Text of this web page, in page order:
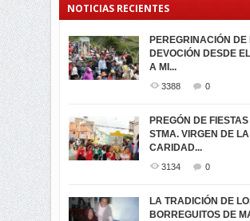
NOTICIAS RECIENTES
PEREGRINACIÓN DE
DEVOCIÓN DESDE
A MI...
3388 0
PREGÓN DE
STMA. VIRGEN DE LA
CARIDAD...
3134 0
LA TRADICIÓN DE
BORREGUITOS DE
PROCESIÓN DE LA
DE LA CARIDAD 2024
3059
-ENCENDIDO DEL
...
MIRA
SEGUNDA VUELTA
ELECCIONES
PRESIDENCIALES
M...
ELECCION CRUCIAL:
SEGUNDA VUELTA
PRESIDENCIAL EL 1...
VIRTUALES